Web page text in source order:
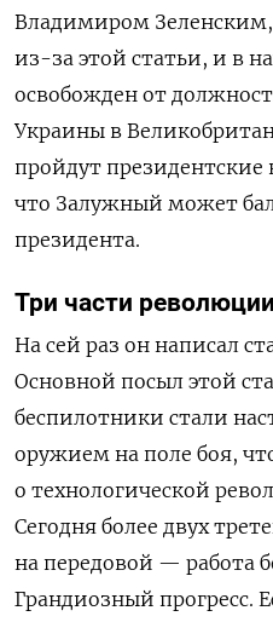
Владимиром
из-за этой статьи, и в
освобожден от
Украины в
пройдут президентские
что Залужный может
президента.
Три части революции
На сей раз он написал
Основной посыл этой
беспилотники стали
оружием на поле боя,
о технологической
Сегодня более двух
на передовой — работа
Грандиозный прогресс.